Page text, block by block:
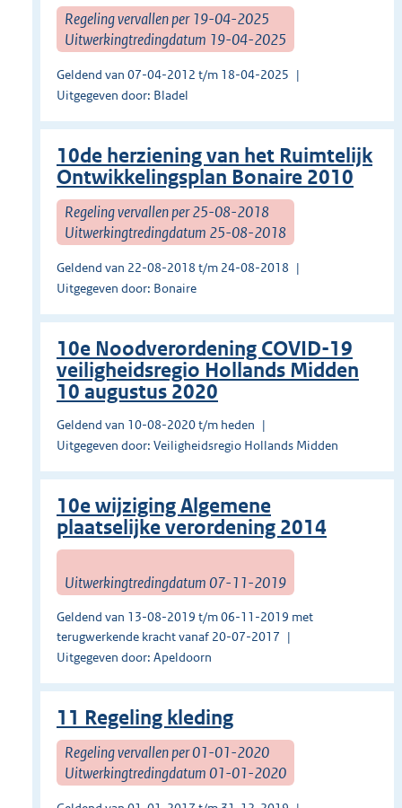
Regeling vervallen per 19-04-2025
Uitwerkingtredingdatum 19-04-2025
Geldend van 07-04-2012 t/m 18-04-2025
Uitgegeven door: Bladel
10de herziening van het Ruimtelijk
Ontwikkelingsplan Bonaire 2010
Regeling vervallen per 25-08-2018
Uitwerkingtredingdatum 25-08-2018
Geldend van 22-08-2018 t/m 24-08-2018
Uitgegeven door: Bonaire
10e Noodverordening COVID-19
veiligheidsregio Hollands Midden
10 augustus 2020
Geldend van 10-08-2020 t/m heden
Uitgegeven door: Veiligheidsregio Hollands Midden
10e wijziging Algemene
plaatselijke verordening 2014
Uitwerkingtredingdatum 07-11-2019
Geldend van 13-08-2019 t/m 06-11-2019 met
terugwerkende kracht vanaf 20-07-2017
Uitgegeven door: Apeldoorn
11 Regeling kleding
Regeling vervallen per 01-01-2020
Uitwerkingtredingdatum 01-01-2020